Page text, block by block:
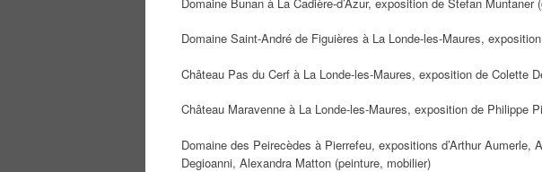
Domaine Saint-André de Figuières à La Londe-les-Maures,
Château Pas du Cerf à La Londe-les-Maures, exposition de Colette
Château Maravenne à La Londe-les-Maures, exposition de Philippe
Domaine des Peirecèdes à Pierrefeu, expositions d’Arthur
Degioanni, Alexandra Matton (peinture, mobilier)